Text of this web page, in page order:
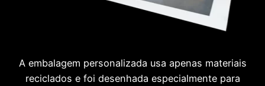
A embalagem personalizada usa apenas materiais
reciclados e foi desenhada especialmente para